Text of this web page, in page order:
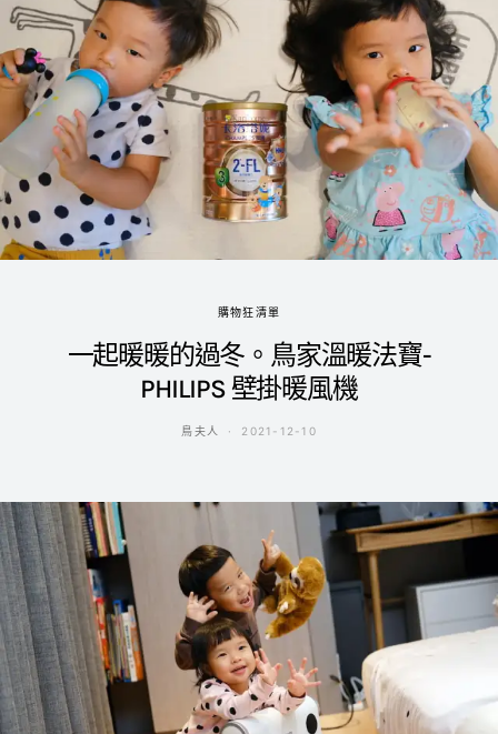
購物狂清單
一起暖暖的過冬。鳥家溫暖法寶-
PHILIPS 壁掛暖風機
鳥夫人 2021-12-10